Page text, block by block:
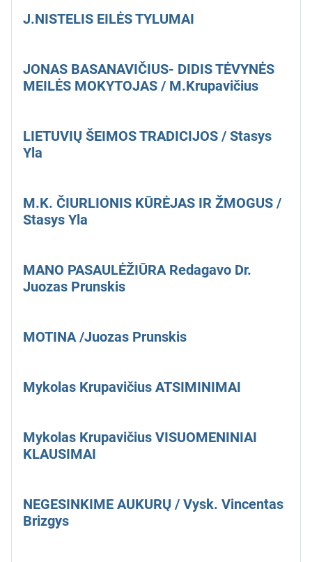
J.NISTELIS EILĖS TYLUMAI
JONAS BASANAVIČIUS- DIDIS TĖVYNĖS
MEILĖS MOKYTOJAS / M.Krupavičius
LIETUVIŲ ŠEIMOS TRADICIJOS / Stasys
Yla
M.K. ČIURLIONIS KŪRĖJAS IR ŽMOGUS /
Stasys Yla
MANO PASAULĖŽIŪRA Redagavo Dr.
Juozas Prunskis
MOTINA /Juozas Prunskis
Mykolas Krupavičius ATSIMINIMAI
Mykolas Krupavičius VISUOMENINIAI
KLAUSIMAI
NEGESINKIME AUKURŲ / Vysk. Vincentas
Brizgys